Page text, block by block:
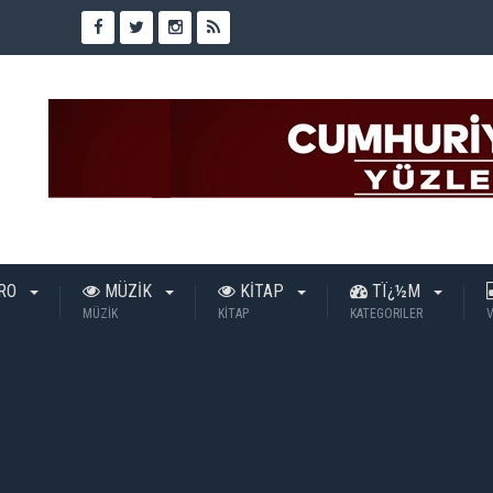
MÜZİK
MÜZİK
KİTAP
KİTAP
TÏ¿½M
KATEGORILER